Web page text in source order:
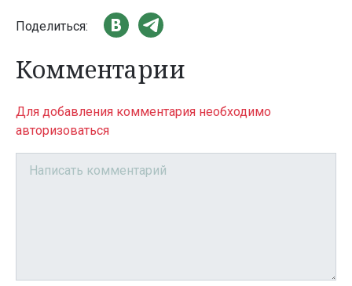
Поделиться:
Комментарии
Для добавления комментария необходимо
авторизоваться